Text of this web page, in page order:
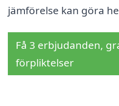
jämförelse kan göra
Få 3 erbjudanden,
förpliktelser